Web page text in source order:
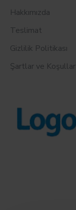
Hakkımızda
Teslimat
Gizlilik Politikası
Şartlar ve Koşullar